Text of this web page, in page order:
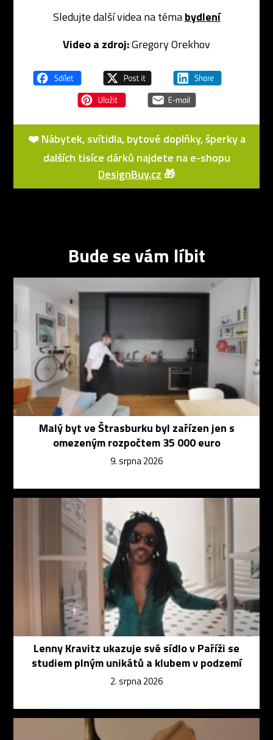
Sledujte další videa na témabydlení
Video a zdroj:Gregory Orekhov
❤️ Nábytek, svítidla, bytové doplňky, šperky a
dalších tisíce dárků najdete na e-shopu
DesignBuy.cz 🎁
Bude se vám líbit
Malý byt ve Štrasburku byl zařízen jen s
omezeným rozpočtem 35 000 euro
9. srpna 2026
Lenny Kravitz ukazuje své sídlo v Paříži se
studiem plným unikátů a klubem v podzemí
2. srpna 2026